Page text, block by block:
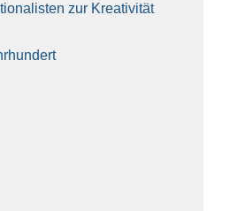
zur Krea­ti­vi­tät